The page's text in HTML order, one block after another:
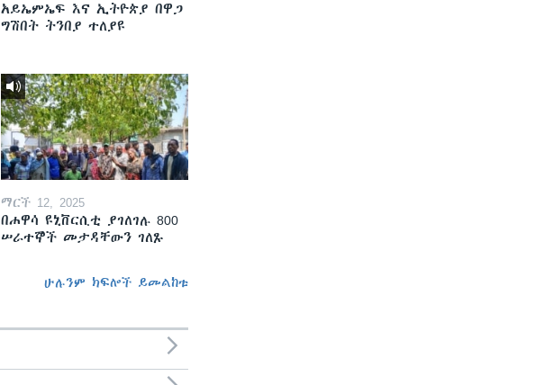
አይኤምኤፍ እና ኢትዮጵያ በዋጋ
ግሽበት ትንበያ ተለያዩ
ማርች 12, 2025
በሐዋሳ ዩኒቨርሲቲ ያገለገሉ 800
ሠራተኞች መታዳቸውን ገለጹ
ሁሉንም ክፍሎች ይመልከቱ